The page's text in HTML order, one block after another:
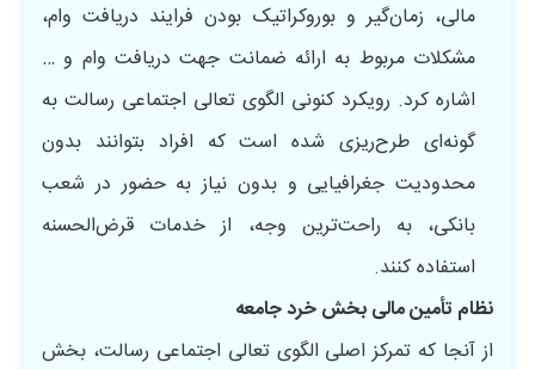
مالی، زمان‌گیر و بوروکراتیک بودن فرایند دریافت وام،
مشکلات مربوط به ارائه ضمانت جهت دریافت وام و …
اشاره کرد. رویکرد کنونی الگوی تعالی اجتماعی رسالت به
گونه‌ای طرح‌ریزی شده است که افراد بتوانند بدون
محدودیت جغرافیایی و بدون نیاز به حضور در شعب
بانکی، به راحت‌ترین وجه، از خدمات قرض‌الحسنه
استفاده کنند.
نظام تأمین مالی بخش خرد جامعه
از آنجا که تمرکز اصلی الگوی تعالی اجتماعی رسالت، بخش